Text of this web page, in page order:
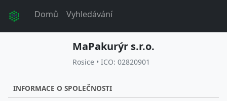
Domů Vyhledávání
MaPakurýr s.r.o.
Rosice • ICO: 02820901
INFORMACE O SPOLEČNOSTI